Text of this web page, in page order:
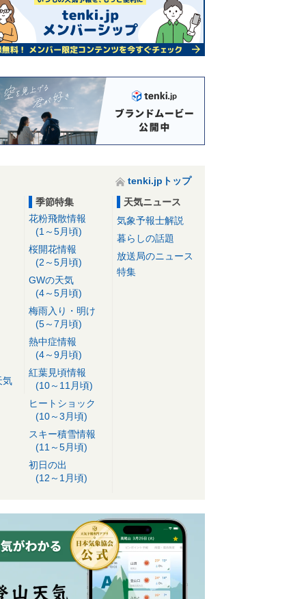
tenki.jpトップ
気
季節特集
花粉飛散情報
(1～5月頃)
桜開花情報
(2～5月頃)
GWの天気
(4～5月頃)
梅雨入り・明け
(5～7月頃)
熱中症情報
(4～9月頃)
紅葉見頃情報
(10～11月頃)
ヒートショック
(10～3月頃)
スキー積雪情報
(11～5月頃)
初日の出
(12～1月頃)
天気ニュース
気象予報士解説
暮らしの話題
放送局のニュース
特集